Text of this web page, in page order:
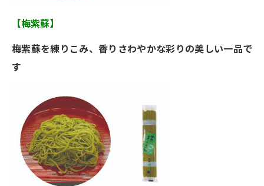
【梅紫蘇】
梅紫蘇を練りこみ、香りさわやかな彩りの美しい一品で
す